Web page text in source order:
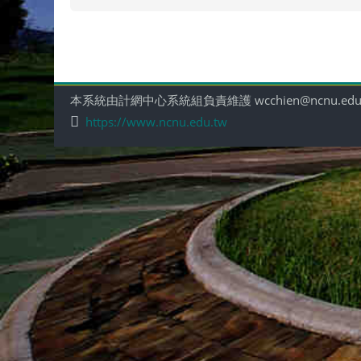
本系統由計網中心系統組負責維護
https://www.ncnu.edu.tw